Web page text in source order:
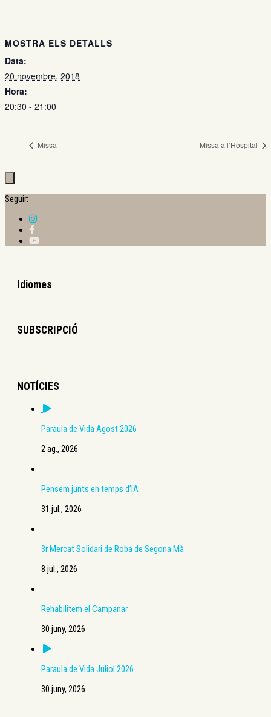
MOSTRA ELS DETALLS
Data:
20 novembre, 2018
Hora:
20:30 - 21:00
Missa Missa a l’Hospital
Seguir:
Idiomes
SUBSCRIPCIÓ
NOTÍCIES
Paraula de Vida Agost 2026
2 ag., 2026
Pensem junts en temps d’IA
31 jul., 2026
3r Mercat Solidari de Roba de Segona Mà
8 jul., 2026
Rehabilitem el Campanar
30 juny, 2026
Paraula de Vida Juliol 2026
30 juny, 2026